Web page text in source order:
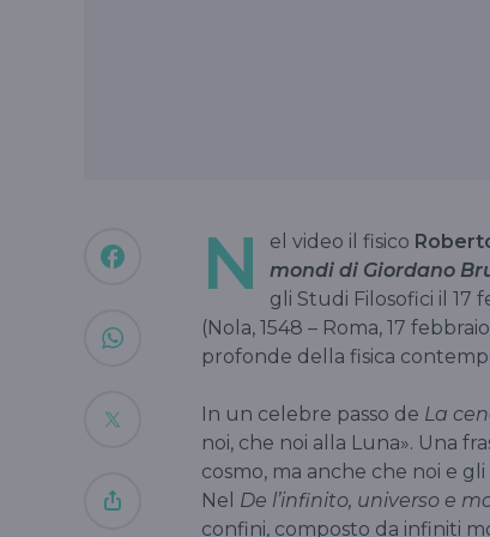
N el video il fisico
mondi di Giordano
gli Studi Filosofici il 17
(Nola, 1548 – Roma, 17
profonde della fisica
In un celebre passo de La
noi, che noi alla Luna». Una
cosmo, ma anche che noi e
Nel De l’infinito, universo e
confini, composto da infiniti